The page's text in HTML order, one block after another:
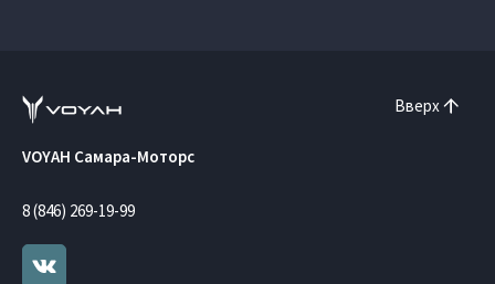
Вверх
VOYAH Самара-Моторс
8 (846) 269-19-99